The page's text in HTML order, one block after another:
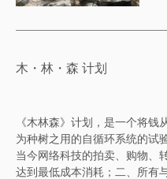
木・林・森 计划
《木林森》计划，是一个将钱
为种树之用的自循环系统的试
当今网络科技的拍卖、购物、
达到最低成本消耗；二、所有